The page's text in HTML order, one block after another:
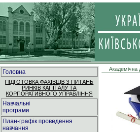
Головна
ПІДГОТОВКА ФАХІВЦІВ З ПИТАНЬ
РИНКІВ КАПІТАЛУ ТА
КОРПОРАТИВНОГО УПРАВЛІННЯ
Навчальні
програми
План-графік проведення
навчання
Академічна